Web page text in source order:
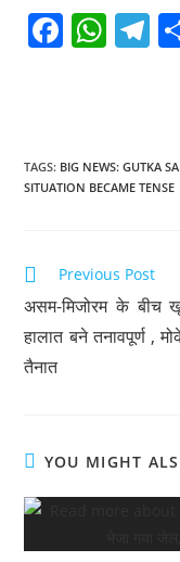
F
a
b
o
k
W
h
A
p
T
el
a
m
TAGS: BIG NEWS: GUTKA
SITUATION BECAME TENSE
Previous Post
असम-मिजोरम के बीच
हालात बने तनावपूर्ण ,
तैनात
YOU MIGHT